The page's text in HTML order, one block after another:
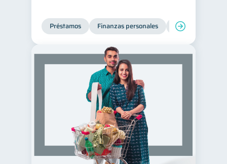
Préstamos Finanzas personales Finanzas para